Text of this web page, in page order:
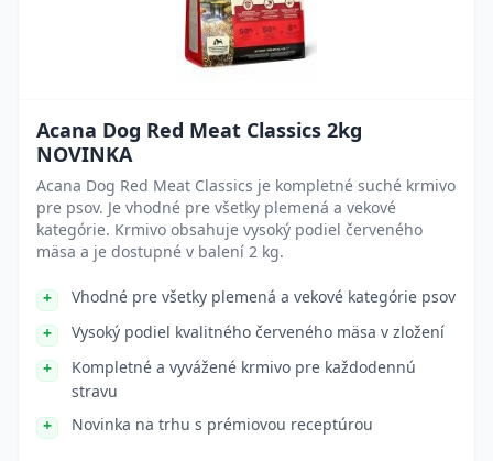
Acana Dog Red Meat Classics 2kg
NOVINKA
Acana Dog Red Meat Classics je kompletné suché krmivo
pre psov. Je vhodné pre všetky plemená a vekové
kategórie. Krmivo obsahuje vysoký podiel červeného
mäsa a je dostupné v balení 2 kg.
Vhodné pre všetky plemená a vekové kategórie psov
Vysoký podiel kvalitného červeného mäsa v zložení
Kompletné a vyvážené krmivo pre každodennú
stravu
Novinka na trhu s prémiovou receptúrou